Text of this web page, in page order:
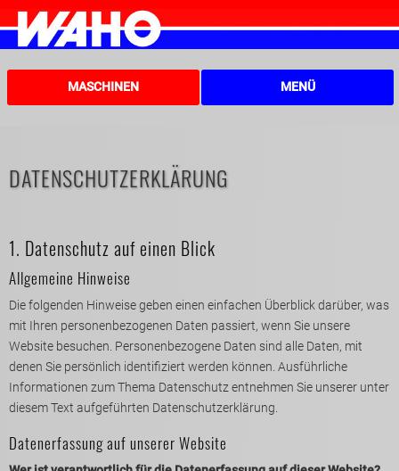
MASCHINEN MENÜ
DATENSCHUTZERKLÄRUNG
1. Datenschutz auf einen Blick
Allgemeine Hinweise
Die folgenden Hinweise geben einen einfachen Überblick darüber, was
mit Ihren personenbezogenen Daten passiert, wenn Sie unsere
Website besuchen. Personenbezogene Daten sind alle Daten, mit
denen Sie persönlich identifiziert werden können. Ausführliche
Informationen zum Thema Datenschutz entnehmen Sie unserer unter
diesem Text aufgeführten Datenschutzerklärung.
Datenerfassung auf unserer Website